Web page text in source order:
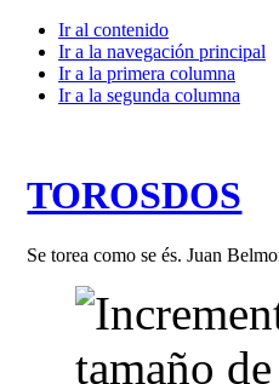
Ir al contenido
Ir a la navegación principal
Ir a la primera columna
Ir a la segunda columna
TOROSDOS
Se torea como se és. Juan